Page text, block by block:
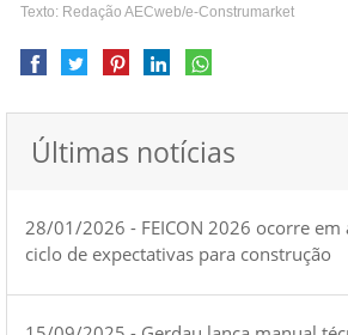
Texto: Redação AECweb/e-Construmarket
Últimas notícias
28/01/2026 - FEICON 2026 ocorre
ciclo de expectativas para construção